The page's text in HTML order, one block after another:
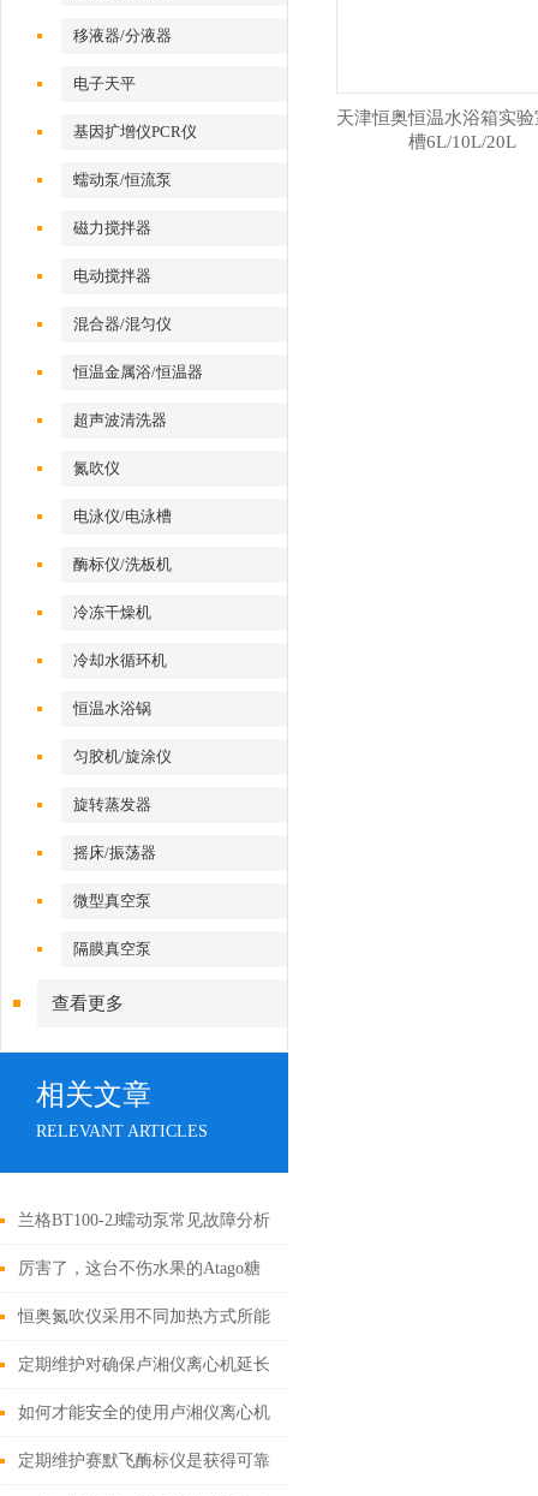
移液器/分液器
电子天平
基因扩增仪PCR仪
蠕动泵/恒流泵
磁力搅拌器
电动搅拌器
混合器/混匀仪
恒温金属浴/恒温器
超声波清洗器
氮吹仪
电泳仪/电泳槽
酶标仪/洗板机
冷冻干燥机
冷却水循环机
恒温水浴锅
匀胶机/旋涂仪
旋转蒸发器
摇床/振荡器
微型真空泵
隔膜真空泵
查看更多
相关文章
RELEVANT ARTICLES
兰格BT100-2J蠕动泵常见故障分析
与针对性解决方法分享
厉害了，这台不伤水果的Atago糖
度计，你值得拥有！
恒奥氮吹仪采用不同加热方式所能
起到的效果介绍
定期维护对确保卢湘仪离心机延长
使用寿命至关重要
如何才能安全的使用卢湘仪离心机
可是有学问的，这些知识点一定要
定期维护赛默飞酶标仪是获得可靠
天津恒奥恒温水浴箱实
槽6L/10L/20L